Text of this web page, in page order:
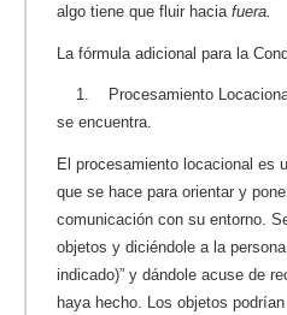
algo tiene que fluir hacia fuera.
La fórmula adicional para la
1. Procesamiento
se encuentra.
El procesamiento locacional es
que se hace para orientar y
comunicación con su entorno.
objetos y diciéndole a la
indicado)” y dándole acuse de
haya hecho. Los objetos